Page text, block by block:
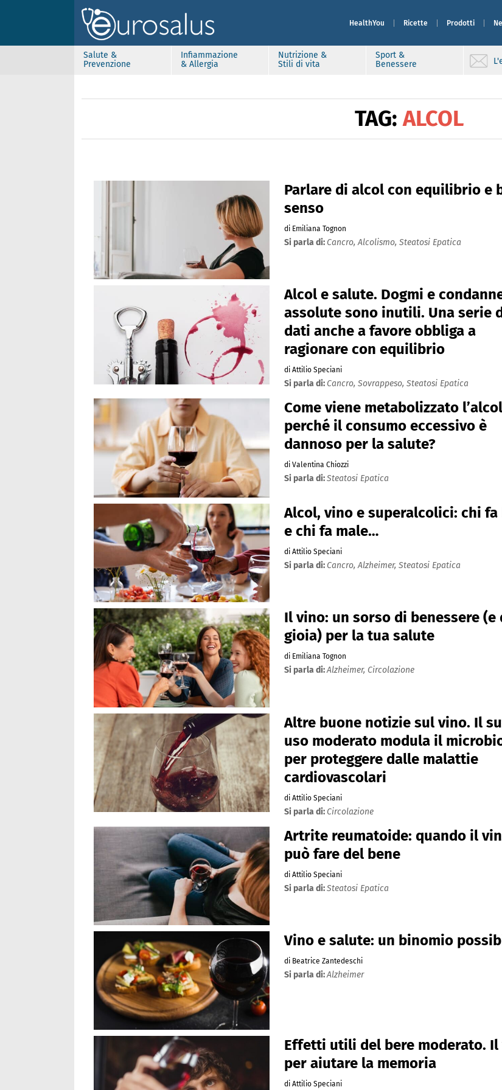
HealthYou Ricette Prodotti
Salute &
Prevenzione
Infiammazione
& Allergia
Nutrizione &
Stili di vita
Sport &
Benessere
TAG: ALCOL
Parlare di alcol con equilibrio e
senso
di Emiliana Tognon
Si parla di: Cancro,Alcolismo, Steatosi Epatica
Alcol e salute. Dogmi e
assolute sono inutili. Una serie
dati anche a favore obbliga a
ragionare con equilibrio
di Attilio Speciani
Si parla di: Cancro, Sovrappeso, Steatosi Epatica
Come viene metabolizzato
perché il consumo eccessivo è
dannoso per la salute?
di Valentina Chiozzi
Si parla di:Steatosi Epatica
Alcol, vino e superalcolici: chi fa
e chi fa male…
di Attilio Speciani
Si parla di: Cancro,Alzheimer, Steatosi Epatica
Il vino: un sorso di benessere (e
gioia) per la tua salute
di Emiliana Tognon
Si parla di:Alzheimer, Circolazione
Altre buone notizie sul vino. Il
uso moderato modula il
per proteggere dalle malattie
cardiovascolari
di Attilio Speciani
Si parla di: Circolazione
Artrite reumatoide: quando il
può fare del bene
di Attilio Speciani
Si parla di:Steatosi Epatica
Vino e salute: un binomio
di Beatrice Zantedeschi
Si parla di:Alzheimer
Effetti utili del bere moderato. Il
per aiutare la memoria
di Attilio Speciani